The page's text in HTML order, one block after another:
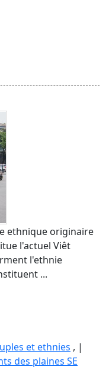
ethnique originaire
l'actuel Viêt
l'ethnie
...
et ethnies , |
des plaines SE